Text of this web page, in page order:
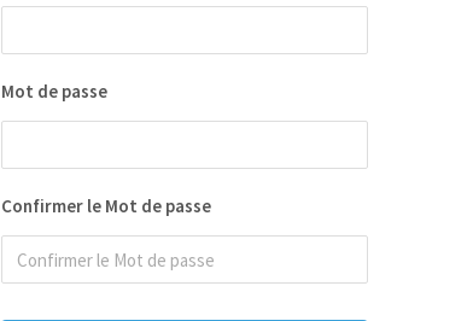
Mot de passe
Confirmer le Mot de passe